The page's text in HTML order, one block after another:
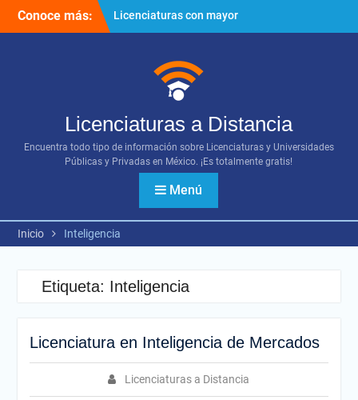
Conoce más:
Licenciaturas con mayor
proyección
¿Cómo utilizar los diversos
recursos digitales?
Licenciaturas a Distancia
Encuentra todo tipo de información sobre Licenciaturas y Universidades
Públicas y Privadas en México. ¡Es totalmente gratis!
Menú
Inicio Inteligencia
Etiqueta: Inteligencia
Licenciatura en Inteligencia de Mercados
Licenciaturas a Distancia